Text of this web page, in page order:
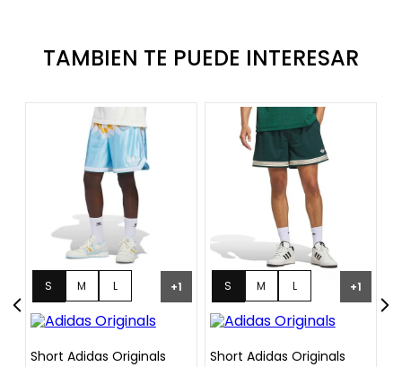
TAMBIEN TE PUEDE INTERESAR
S L
M
XL
+1
Short Adidas Originals
S L
M
XL
+1
Short Adidas Originals